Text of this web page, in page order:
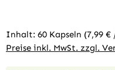
Inhalt: 60 Kapseln (7,99 €
Preise inkl. MwSt. zzgl.